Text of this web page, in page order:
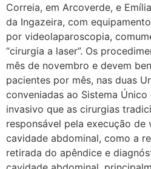
Correia, em Arcoverde, e
da Ingazeira, com
por videolaparoscopia,
“cirurgia a laser”. Os
mês de novembro e devem
pacientes por mês, nas duas
conveniadas ao Sistema Único
invasivo que as cirurgias
responsável pela execução
cavidade abdominal, como a
retirada do apêndice e